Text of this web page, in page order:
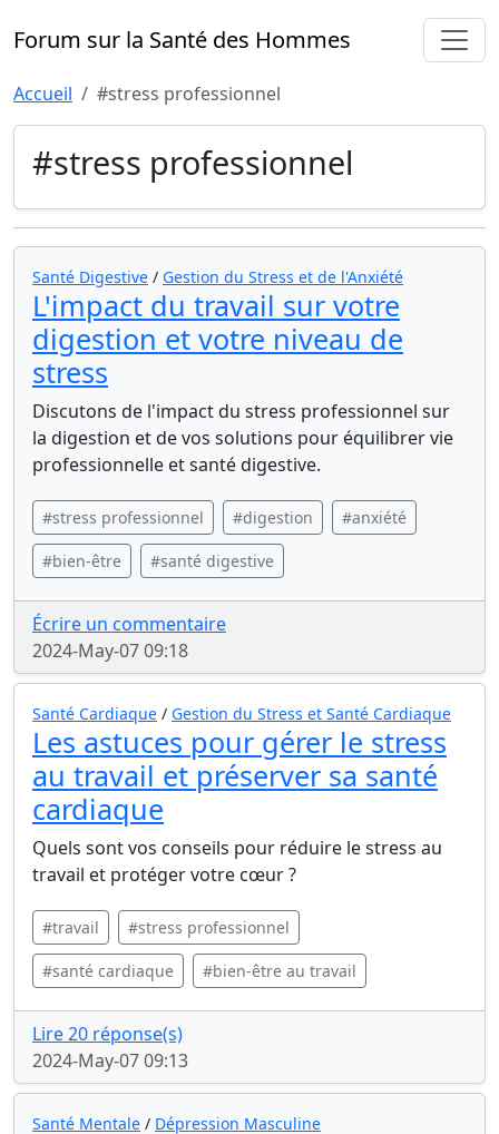
Forum sur la Santé des Hommes
Accueil #stress professionnel
#stress professionnel
Santé Digestive / Gestion du Stress et de l'Anxiété
L'impact du travail sur votre
digestion et votre niveau de
stress
Discutons de l'impact du stress professionnel sur
la digestion et de vos solutions pour équilibrer vie
professionnelle et santé digestive.
#stress professionnel #digestion #anxiété
#bien-être #santé digestive
Écrire un commentaire
2024-May-07 09:18
Santé Cardiaque / Gestion du Stress et Santé Cardiaque
Les astuces pour gérer le stress
au travail et préserver sa santé
cardiaque
Quels sont vos conseils pour réduire le stress au
travail et protéger votre cœur ?
#travail #stress professionnel
#santé cardiaque #bien-être au travail
Lire 20 réponse(s)
2024-May-07 09:13
Santé Mentale / Dépression Masculine